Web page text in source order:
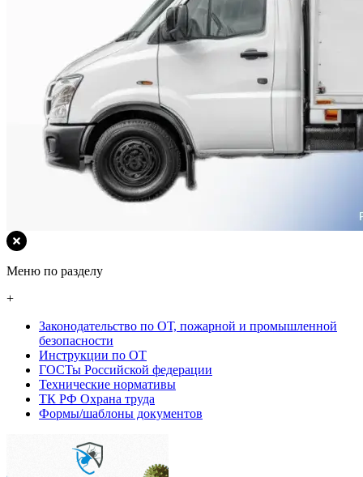
Меню по разделу
+
Законодательство по ОТ, пожарной и промышленной
безопасности
Инструкции по ОТ
ГОСТы Российской федерации
Технические нормативы
ТК РФ Охрана труда
Формы/шаблоны документов